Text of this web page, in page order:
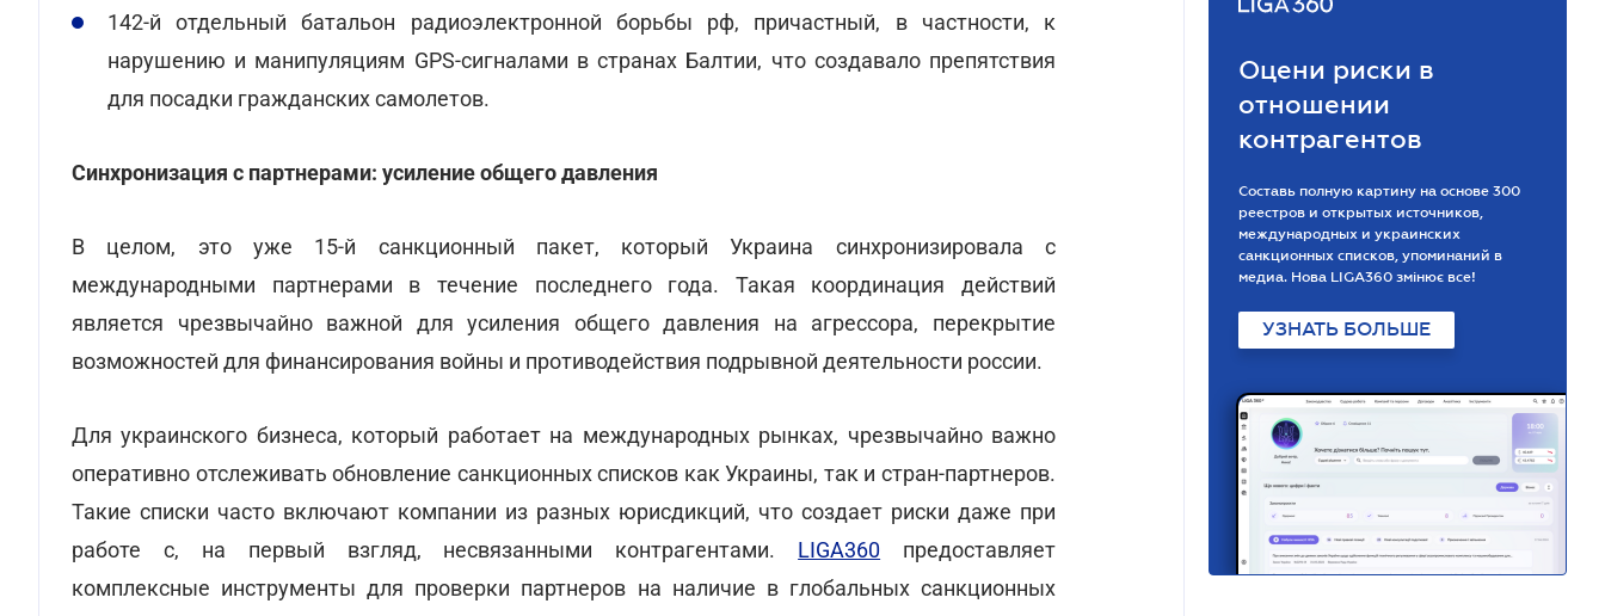
142-й отдельный батальон радиоэлектронной борьбы рф, причастный, в частности, к
нарушению и манипуляциям GPS-сигналами в странах Балтии, что создавало препятствия
для посадки гражданских самолетов.
Синхронизация с партнерами: усиление общего давления
В целом, это уже 15-й санкционный пакет, который Украина синхронизировала с
международными партнерами в течение последнего года. Такая координация действий
является чрезвычайно важной для усиления общего давления на агрессора, перекрытие
возможностей для финансирования войны и противодействия подрывной деятельности россии.
Для украинского бизнеса, который работает на международных рынках, чрезвычайно важно
оперативно отслеживать обновление санкционных списков как Украины, так и стран-партнеров.
Такие списки часто включают компании из разных юрисдикций, что создает риски даже при
работе с, на первый взгляд, несвязанными контрагентами. LIGA360 предоставляет
комплексные инструменты для проверки партнеров на наличие в глобальных санкционных
Оцени риски в
отношении
контрагентов
Составь полную картину на основе 300
реестров и открытых источников,
международных и украинских
санкционных списков, упоминаний в
медиа. Нова LIGA360 змінює все!
УЗНАТЬ БОЛЬШЕ